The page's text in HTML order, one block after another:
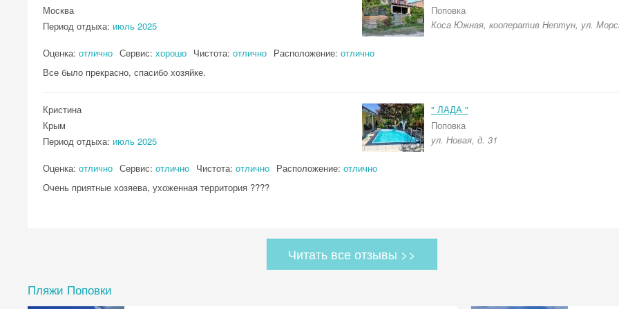
Москва
Период отдыха: июль 2025
Поповка
Коса Южная, кооператив Нептун, ул.
Оценка: отлично Сервис: хорошо Чистота: отлично Расположение: отлично
Все было прекрасно, спасибо хозяйке.
Кристина
Крым
Период отдыха: июль 2025
" ЛАДА "
Поповка
ул. Новая, д. 31
Оценка: отлично Сервис: отлично Чистота: отлично Расположение: отлично
Очень приятные хозяева, ухоженная территория ????
Читать все отзывы >>
Пляжи Поповки